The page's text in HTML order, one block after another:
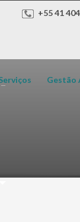
+55 41
Gestão